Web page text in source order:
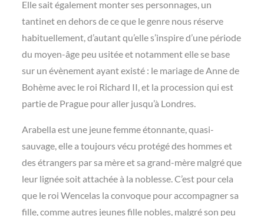
Elle sait également monter ses personnages, un
tantinet en dehors de ce que le genre nous réserve
habituellement, d’autant qu’elle s’inspire d’une période
du moyen-âge peu usitée et notamment elle se base
sur un évènement ayant existé : le mariage de Anne de
Bohème avec le roi Richard II, et la procession qui est
partie de Prague pour aller jusqu’à Londres.
Arabella est une jeune femme étonnante, quasi-
sauvage, elle a toujours vécu protégé des hommes et
des étrangers par sa mère et sa grand-mère malgré que
leur lignée soit attachée à la noblesse. C’est pour cela
que le roi Wencelas la convoque pour accompagner sa
fille, comme autres jeunes fille nobles, malgré son peu